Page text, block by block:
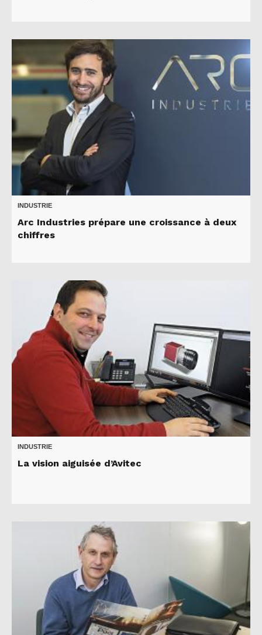
INDUSTRIE
Arc Industries prépare une croissance à deux
chiffres
INDUSTRIE
La vision aiguisée d’Avitec